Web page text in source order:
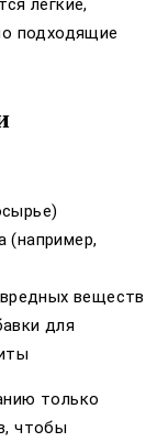
легкие,
подходящие
(например,
веществ
для
только
чтобы